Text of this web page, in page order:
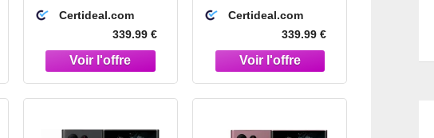
Certideal.com
339.99 €
Certideal.com
339.99 €